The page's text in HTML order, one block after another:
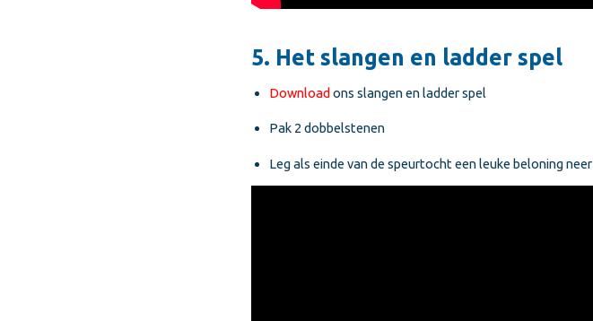
5. Het slangen en ladder spel
Download ons slangen en ladder spel
Pak 2 dobbelstenen
Leg als einde van de speurtocht een leuke beloning neer